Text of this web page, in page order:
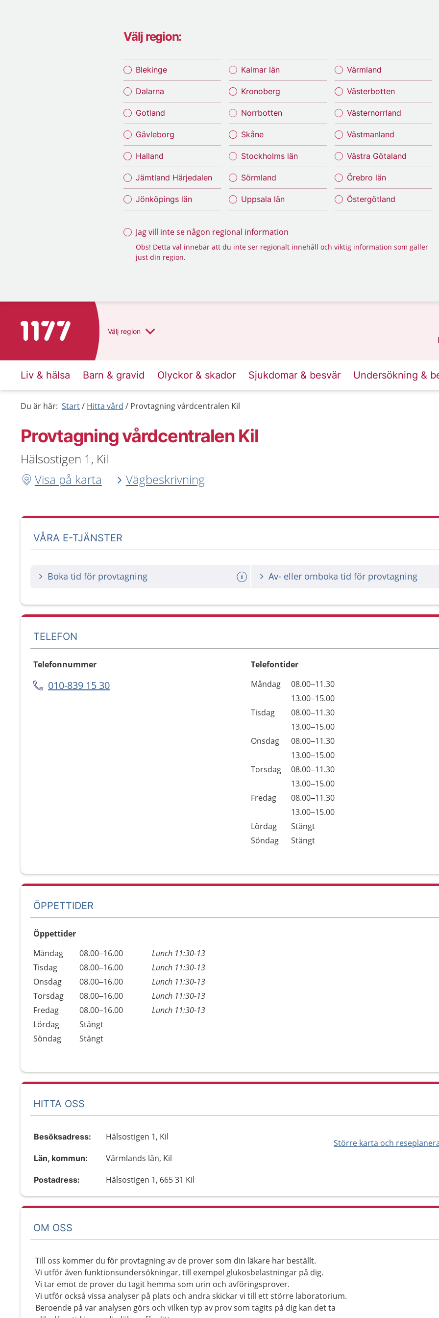
Välj region:
Blekinge
Dalarna
Gotland
Gävleborg
Halland
Jämtland Härjedalen
Jönköpings län
Kalmar län
Kronoberg
Norrbotten
Skåne
Stockholms län
Sörmland
Uppsala län
Värmland
Västerbotten
Västernorrland
Västmanland
Västra Götaland
Örebro län
Östergötland
Jag vill inte se någon regional information
Obs! Detta val innebär att du inte ser regionalt innehåll och viktig information som gäller
just din region.
Till startsidan för 1177 Välj region
Liv & hälsa Barn & gravid Olyckor & skador Sjukdomar & besvär Undersökning &
Du är här: Start Hitta vård Provtagning vårdcentralen Kil
Provtagning vårdcentralen Kil
Hälsostigen 1, Kil
Visa på karta
Vägbeskrivning
VÅRA E-TJÄNSTER
Boka tid för provtagning Av- eller omboka tid för provtagning
TELEFON
Telefonnummer
010-839 15 30
Telefontider
Dag
Öppettider
Kommentarer
Måndag
08.00–11.30
13.00–15.00
Tisdag
08.00–11.30
13.00–15.00
Onsdag
08.00–11.30
13.00–15.00
Torsdag
08.00–11.30
13.00–15.00
Fredag
08.00–11.30
13.00–15.00
Lördag
Stängt
Söndag
Stängt
ÖPPETTIDER
Öppettider
Dag
Öppettider
Kommentarer
Måndag 08.00–16.00
Lunch 11:30-13
Tisdag
08.00–16.00
Lunch 11:30-13
Onsdag
08.00–16.00
Lunch 11:30-13
Torsdag
08.00–16.00
Lunch 11:30-13
Fredag
08.00–16.00
Lunch 11:30-13
Lördag
Stängt
Söndag
Stängt
HITTA OSS
Större karta och
Besöksadress: Hälsostigen 1, Kil
Län, kommun: Värmlands län, Kil
Postadress: Hälsostigen 1, 665 31 Kil
OM OSS
Till oss kommer du för provtagning av de prover som din läkare har beställt.
Vi utför även funktionsundersökningar, till exempel glukosbelastningar på dig.
Vi tar emot de prover du tagit hemma som urin och avföringsprover.
Vi utför också vissa analyser på plats och andra skickar vi till ett större laboratorium.
Beroende på var analysen görs och vilken typ av prov som tagits på dig kan det ta